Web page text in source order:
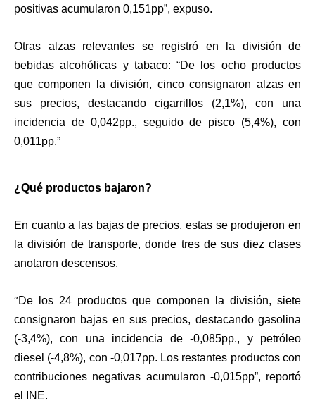
positivas acumularon 0,151pp”, expuso.
Otras alzas relevantes se registró en la división de
bebidas alcohólicas y tabaco: “De los ocho productos
que componen la división, cinco consignaron alzas en
sus precios, destacando cigarrillos (2,1%), con una
incidencia de 0,042pp., seguido de pisco (5,4%), con
0,011pp.”
¿Qué productos bajaron?
En cuanto a las bajas de precios, estas se produjeron en
la división de transporte, donde tres de sus diez clases
anotaron descensos.
“De los 24 productos que componen la división, siete
consignaron bajas en sus precios, destacando gasolina
(-3,4%), con una incidencia de -0,085pp., y petróleo
diesel (-4,8%), con -0,017pp. Los restantes productos con
contribuciones negativas acumularon -0,015pp”, reportó
el INE.